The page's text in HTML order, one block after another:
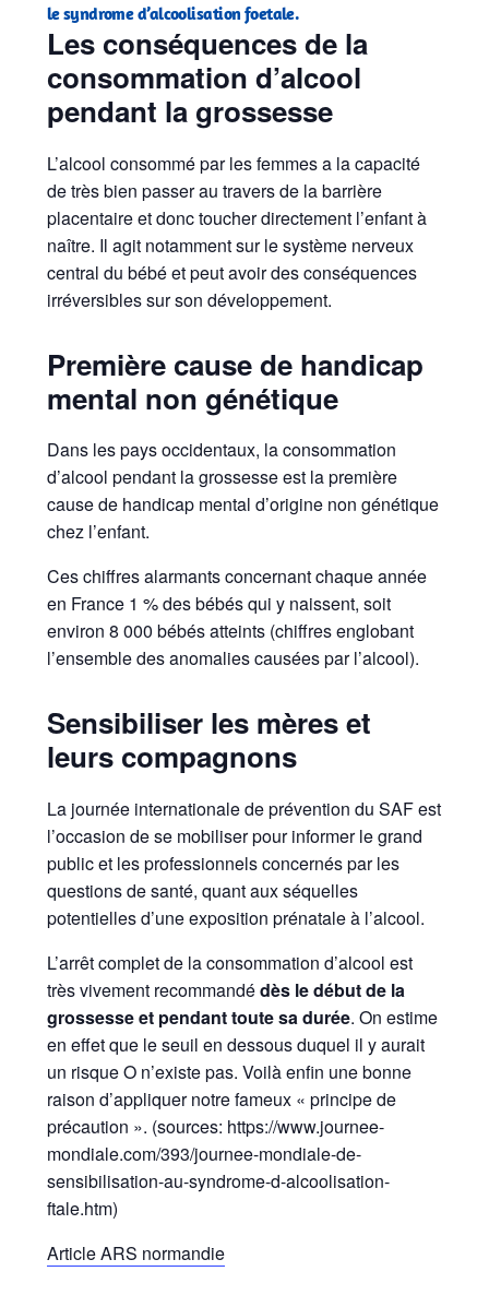
lesyndrome d’alcoolisation foetale.
Les conséquences de la
consommation d’alcool
pendant la grossesse
L’alcool consommé par les femmes a la capacité
de très bien passer au travers de la barrière
placentaire et donc toucher directement l’enfant à
naître. Il agit notamment sur le système nerveux
central du bébé et peut avoir des conséquences
irréversibles sur son développement.
Première cause de handicap
mental non génétique
Dans les pays occidentaux, la consommation
d’alcool pendant la grossesse est la première
cause de handicap mental d’origine non génétique
chez l’enfant.
Ces chiffres alarmants concernant chaque année
en France 1 % des bébés qui y naissent, soit
environ 8 000 bébés atteints (chiffres englobant
l’ensemble des anomalies causées par l’alcool).
Sensibiliser les mères et
leurs compagnons
La journée internationale de prévention du SAF est
l’occasion de se mobiliser pour informer le grand
public et les professionnels concernés par les
questions de santé, quant aux séquelles
potentielles d’une exposition prénatale à l’alcool.
L’arrêt complet de la consommation d’alcool est
très vivement recommandédès le début de la
grossesse et pendant toute sa durée. On estime
en effet que le seuil en dessous duquel il y aurait
un risque O n’existe pas. Voilà enfin une bonne
raison d’appliquer notre fameux « principe de
précaution ». (sources: https://www.journee-
mondiale.com/393/journee-mondiale-de-
sensibilisation-au-syndrome-d-alcoolisation-
ftale.htm)
Article ARS normandie